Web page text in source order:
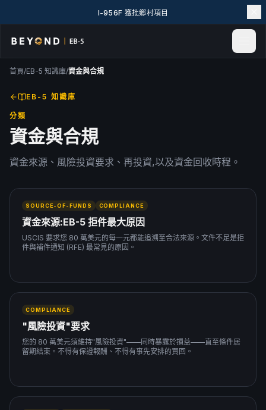
I-956F 獲批鄉村項目
首頁
新聞與見解
專案實例
探索 EB-5
EB-5 百科
LANGUAGE
English 简体中文
預約免費諮詢
首頁/EB-5 知識庫/資金與合規
EB-5 知識庫
分類
資金與合規
資金來源、風險投資要求、再投資,以及資金回收時程。
SOURCE-OF-FUNDS COMPLIANCE
資金來源:EB-5 拒件最大原因
USCIS 要求您 80 萬美元的每一元都能追溯至合法來源。文件不足是拒
件與補件通知 (RFE) 最常見的原因。
COMPLIANCE
"風險投資"要求
您的 80 萬美元須維持"風險投資"——同時暴露於損益——直至條件居
留期結束。不得有保證報酬、不得有事先安排的買回。